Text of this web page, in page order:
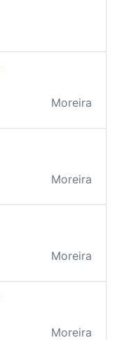
Moreira
Moreira
Moreira
Moreira